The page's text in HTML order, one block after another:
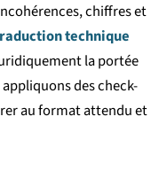
chiffres et
technique
la portée
des check-
au format attendu et